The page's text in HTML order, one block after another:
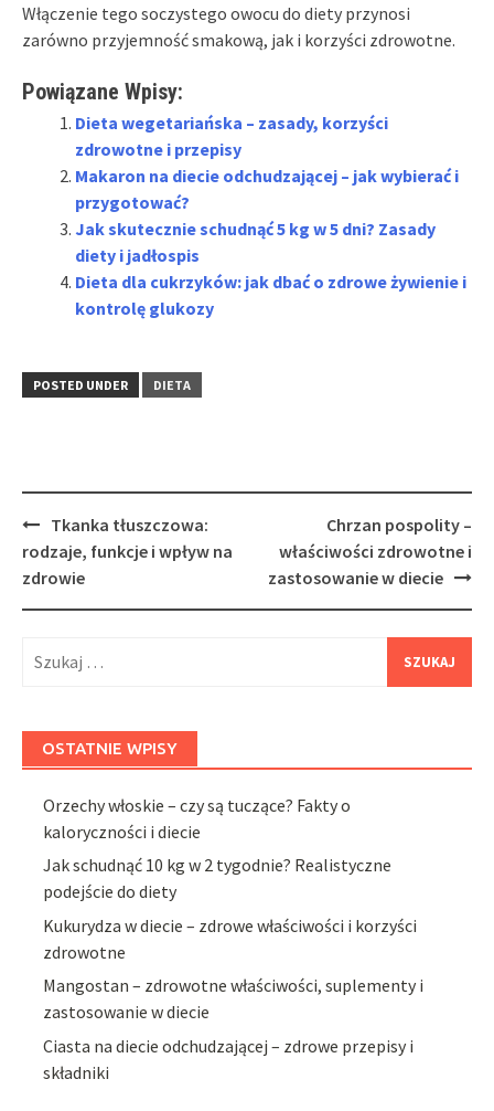
Włączenie tego soczystego owocu do diety przynosi
zarówno przyjemność smakową, jak i korzyści zdrowotne.
Powiązane Wpisy:
Dieta wegetariańska – zasady, korzyści
zdrowotne i przepisy
Makaron na diecie odchudzającej – jak wybierać i
przygotować?
Jak skutecznie schudnąć 5 kg w 5 dni? Zasady
diety i jadłospis
Dieta dla cukrzyków: jak dbać o zdrowe żywienie i
kontrolę glukozy
POSTED UNDER DIETA
Post
navigation
Tkanka tłuszczowa:
rodzaje, funkcje i wpływ na
zdrowie
Chrzan pospolity –
właściwości zdrowotne i
zastosowanie w diecie
OSTATNIE WPISY
Orzechy włoskie – czy są tuczące? Fakty o
kaloryczności i diecie
Jak schudnąć 10 kg w 2 tygodnie? Realistyczne
podejście do diety
Kukurydza w diecie – zdrowe właściwości i korzyści
zdrowotne
Mangostan – zdrowotne właściwości, suplementy i
zastosowanie w diecie
Ciasta na diecie odchudzającej – zdrowe przepisy i
składniki